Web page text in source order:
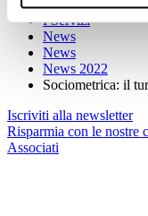
Home
I Servizi
News
News
News 2022
Sociometrica: il
Iscriviti alla newsletter
Risparmia con le nostre
Associati